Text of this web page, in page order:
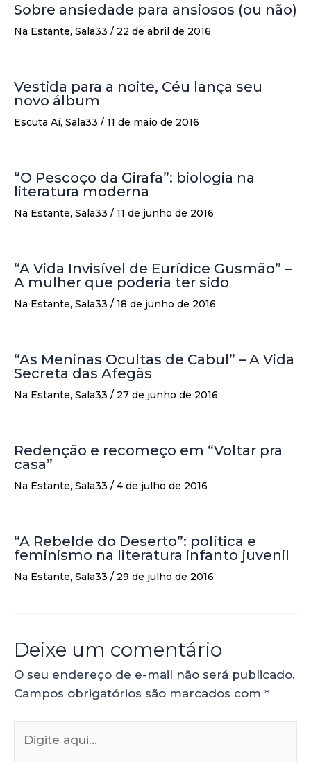
Sobre ansiedade para ansiosos (ou não)
Na Estante, Sala33 / 22 de abril de 2016
Vestida para a noite, Céu lança seu
novo álbum
Escuta Aí, Sala33 / 11 de maio de 2016
“O Pescoço da Girafa”: biologia na
literatura moderna
Na Estante, Sala33 / 11 de junho de 2016
“A Vida Invisível de Eurídice Gusmão” –
A mulher que poderia ter sido
Na Estante, Sala33 / 18 de junho de 2016
“As Meninas Ocultas de Cabul” – A Vida
Secreta das Afegãs
Na Estante, Sala33 / 27 de junho de 2016
Redenção e recomeço em “Voltar pra
casa”
Na Estante, Sala33 / 4 de julho de 2016
“A Rebelde do Deserto”: política e
feminismo na literatura infanto juvenil
Na Estante, Sala33 / 29 de julho de 2016
Deixe um comentário
O seu endereço de e-mail não será publicado.
Campos obrigatórios são marcados com *